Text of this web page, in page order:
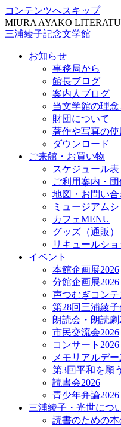
コンテンツへスキップ
MIURA AYAKO
三浦綾子記念文学館
お知らせ
事務局から
館長ブログ
案内人ブログ
当文学館の理
財団について
著作や写真の
ダウンロード
ご来館・お買い物
スケジュール表
ご利用案内・
地図・お問い
ミュージアム
カフェMENU
グッズ（通販）
リキュールシ
イベント
本館企画展2026
分館企画展2026
声つむぎコンテ
第28回三浦綾
朗読会・朗読劇
市民交流会2026
コンサート2026
メモリアルデー
第3回平和を願
読書会2026
青少年弁論2026
三浦綾子・光世につ
読書のための本